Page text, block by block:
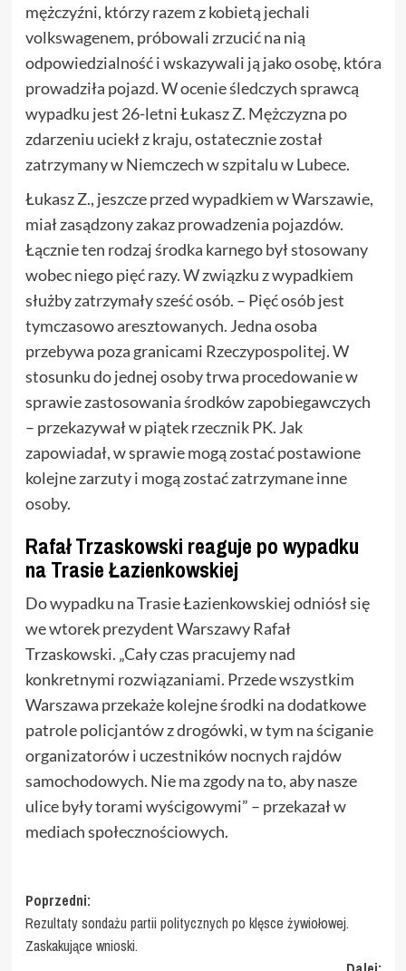
mężczyźni, którzy razem z kobietą jechali
volkswagenem, próbowali zrzucić na nią
odpowiedzialność i wskazywali ją jako osobę, która
prowadziła pojazd. W ocenie śledczych sprawcą
wypadku jest 26-letni Łukasz Z. Mężczyzna po
zdarzeniu uciekł z kraju, ostatecznie został
zatrzymany w Niemczech w szpitalu w Lubece.
Łukasz Z., jeszcze przed wypadkiem w Warszawie,
miał zasądzony zakaz prowadzenia pojazdów.
Łącznie ten rodzaj środka karnego był stosowany
wobec niego pięć razy. W związku z wypadkiem
służby zatrzymały sześć osób. – Pięć osób jest
tymczasowo aresztowanych. Jedna osoba
przebywa poza granicami Rzeczypospolitej. W
stosunku do jednej osoby trwa procedowanie w
sprawie zastosowania środków zapobiegawczych
– przekazywał w piątek rzecznik PK. Jak
zapowiadał, w sprawie mogą zostać postawione
kolejne zarzuty i mogą zostać zatrzymane inne
osoby.
Rafał Trzaskowski reaguje po wypadku
na Trasie Łazienkowskiej
Do wypadku na Trasie Łazienkowskiej odniósł się
we wtorek prezydent Warszawy Rafał
Trzaskowski. „Cały czas pracujemy nad
konkretnymi rozwiązaniami. Przede wszystkim
Warszawa przekaże kolejne środki na dodatkowe
patrole policjantów z drogówki, w tym na ściganie
organizatorów i uczestników nocnych rajdów
samochodowych. Nie ma zgody na to, aby nasze
ulice były torami wyścigowymi” – przekazał w
mediach społecznościowych.
Zobacz
wpisy
Poprzedni:
Rezultaty sondażu partii politycznych po klęsce żywiołowej.
Zaskakujące wnioski.